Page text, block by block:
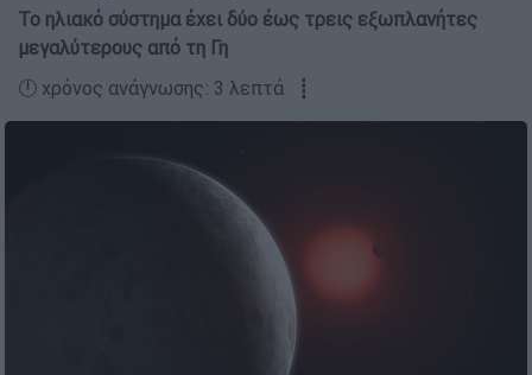
Το ηλιακό σύστημα έχει δύο έως τρεις εξωπλανήτες
μεγαλύτερους από τη Γη
🕛 χρόνος ανάγνωσης: 3 λεπτά ┋